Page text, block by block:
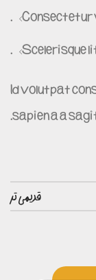
Consectetur
Scelerisque
Id volutpat
sapien a a
قدیمی تر